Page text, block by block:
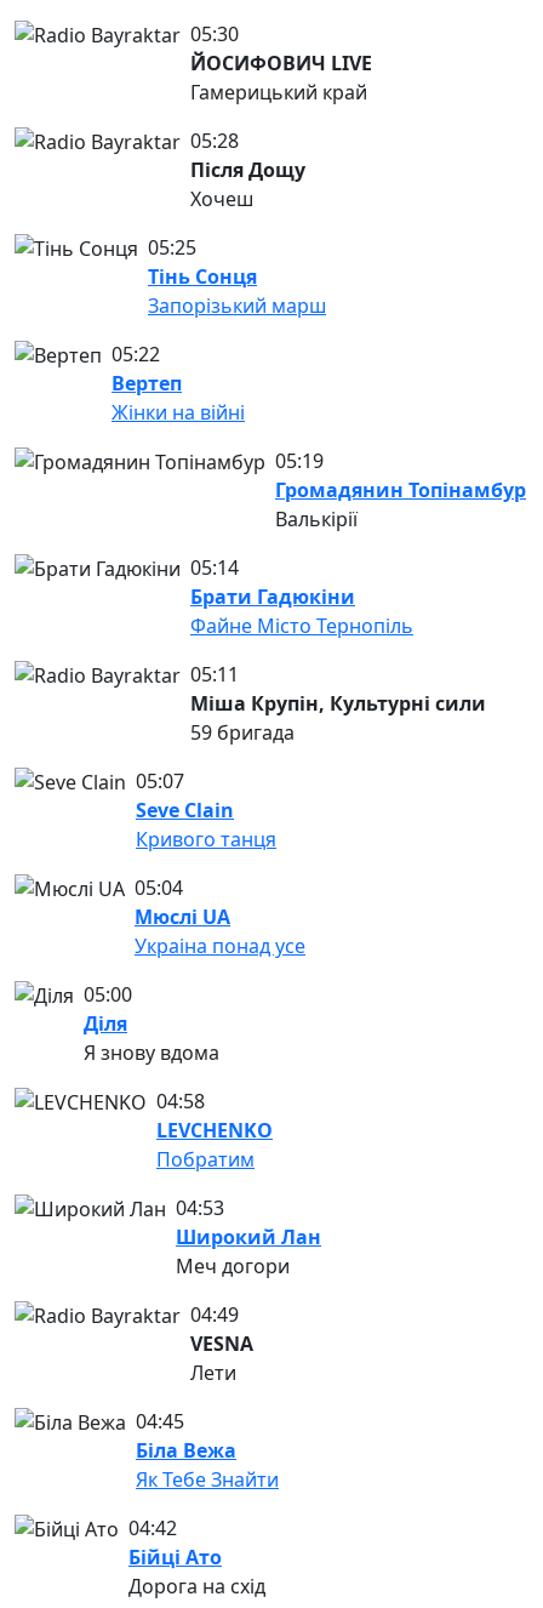
05:30
ЙОСИФОВИЧ LIVE
Гамерицький край
05:28
Після Дощу
Хочеш
05:25
Тінь Сонця
Запорізький марш
05:22
Вертеп
Жінки на війні
05:19
Громадянин Топінамбур
Валькірії
05:14
Брати Гадюкіни
Файне Місто Тернопіль
05:11
Міша Крупін, Культурні сили
59 бригада
05:07
Seve Clain
Кривого танця
05:04
Мюслі UA
Украіна понад усе
05:00
Діля
Я знову вдома
04:58
LEVCHENKO
Побратим
04:53
Широкий Лан
Меч догори
04:49
VESNA
Лети
04:45
Біла Вежа
Як Тебе Знайти
04:42
Бійці Ато
Дорога на схід